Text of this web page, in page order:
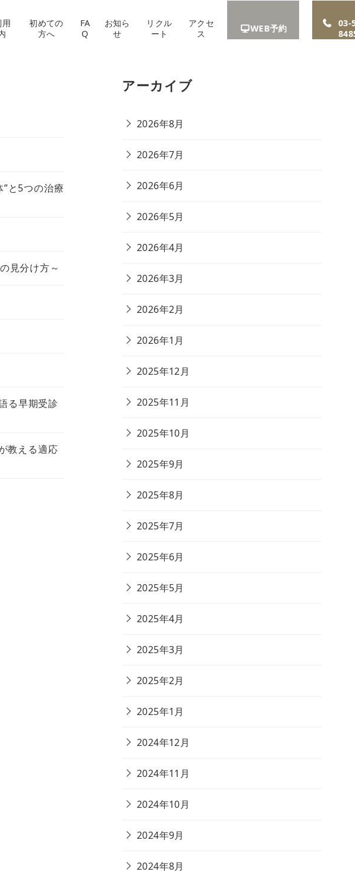
用
初めての
方へ
FA
Q
お知ら
せ
リクル
ート
アクセ
ス
WEB予約
03-
と5つの治療
見分け方～
る早期受診
教える適応
アーカイブ
2026年8月
2026年7月
2026年6月
2026年5月
2026年4月
2026年3月
2026年2月
2026年1月
2025年12月
2025年11月
2025年10月
2025年9月
2025年8月
2025年7月
2025年6月
2025年5月
2025年4月
2025年3月
2025年2月
2025年1月
2024年12月
2024年11月
2024年10月
2024年9月
2024年8月